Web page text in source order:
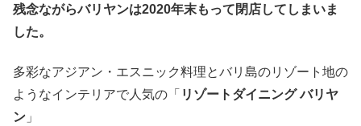
残念ながらバリヤンは2020年末もって閉店してしまいま
した。
多彩なアジアン・エスニック料理とバリ島のリゾート地の
ようなインテリアで人気の「 リゾートダイニング バリヤ
ン 」